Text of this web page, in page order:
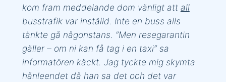
kom fram meddelande dom vänligt att all
busstrafik var inställd. Inte en buss alls
tänkte gå någonstans. ”Men resegarantin
gäller – om ni kan få tag i en taxi” sa
informatören käckt. Jag tyckte mig skymta
hånleendet då han sa det och det var